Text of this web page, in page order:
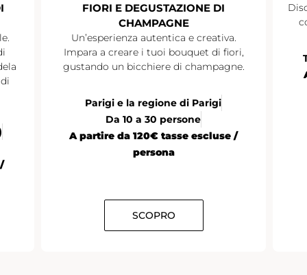
FIORI E DEGUSTAZIONE DI
CHAMPAGNE
Un’esperienza autentica e creativa.
Impara a creare i tuoi bouquet di fiori,
gustando un bicchiere di champagne.
Parigi e la regione di Parigi
Da 10 a 30 persone
A partire da 120€ tasse escluse /
persona
SCOPRO